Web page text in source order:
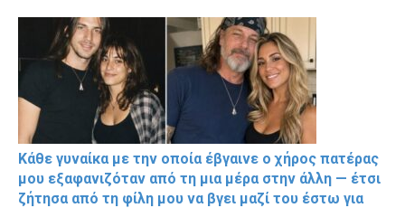
Κάθε γυναίκα με την οποία έβγαινε ο χήρος πατέρας
μου εξαφανιζόταν από τη μια μέρα στην άλλη — έτσι
ζήτησα από τη φίλη μου να βγει μαζί του έστω για